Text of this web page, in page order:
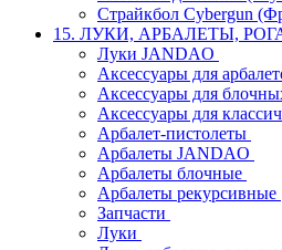
Страйкбол Cybergun
15. ЛУКИ, АРБАЛЕТЫ,
Луки JANDAO
Аксессуары для
Аксессуары для
Аксессуары для
Арбалет-пистолеты
Арбалеты JANDAO
Арбалеты блочные
Арбалеты рекурсивные
Запчасти
Луки